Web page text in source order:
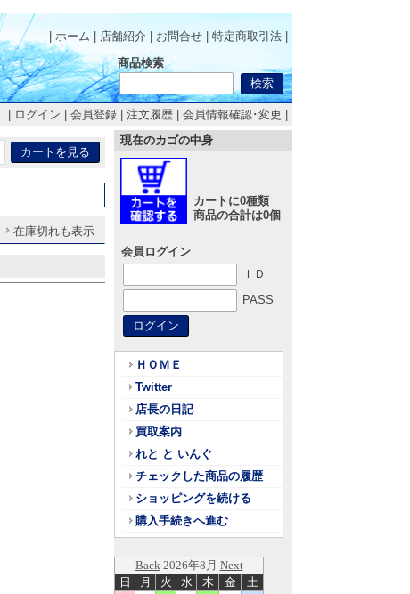
| ホーム
店舗紹介 お問合せ 特定商取引法
商品検索
ログイン 会員登録 注文履歴 会員情報確認･変更
在庫切れも表示
現在のカゴの中身
カートに0種類
商品の合計は0個
会員ログイン
ＩＤ
PASS
ＨＯＭＥ
Twitter
店長の日記
買取案内
れと と いんぐ
チェックした商品の履歴
ショッピングを続ける
購入手続きへ進む